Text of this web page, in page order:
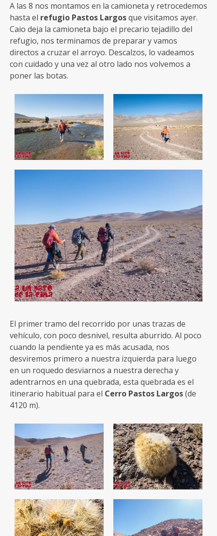
A las 8 nos montamos en la camioneta y retrocedemos
hasta el refugio Pastos Largosque visitamos ayer.
Caio deja la camioneta bajo el precario tejadillo del
refugio, nos terminamos de preparar y vamos
directos a cruzar el arroyo. Descalzos, lo vadeamos
con cuidado y una vez al otro lado nos volvemos a
poner las botas.
El primer tramo del recorrido por unas trazas de
vehículo, con poco desnivel, resulta aburrido. Al poco
cuando la pendiente ya es más acusada, nos
desviremos primero a nuestra izquierda para luego
en un roquedo desviarnos a nuestra derecha y
adentrarnos en una quebrada, esta quebrada es el
itinerario habitual para el Cerro Pastos Largos(de
4120 m).